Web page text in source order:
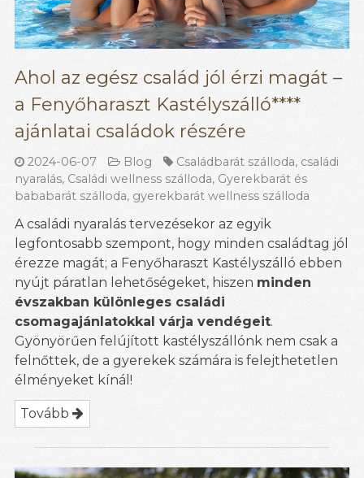
Ahol az egész család jól érzi magát –
a Fenyőharaszt Kastélyszálló****
ajánlatai családok részére
2024-06-07 Blog Családbarát szálloda, családi
nyaralás, Családi wellness szálloda, Gyerekbarát és
bababarát szálloda, gyerekbarát wellness szálloda
A családi nyaralás tervezésekor az egyik
legfontosabb szempont, hogy minden családtag jól
érezze magát; a Fenyőharaszt Kastélyszálló ebben
nyújt páratlan lehetőségeket, hiszen minden
évszakban különleges családi
csomagajánlatokkal várja vendégeit.
Gyönyörűen felújított kastélyszállónk nem csak a
felnőttek, de a gyerekek számára is felejthetetlen
élményeket kínál!
Tovább